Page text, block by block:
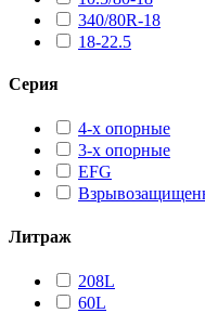
340/80R-18
18-22.5
Серия
4-х опорные
3-х опорные
EFG
Литраж
208L
60L